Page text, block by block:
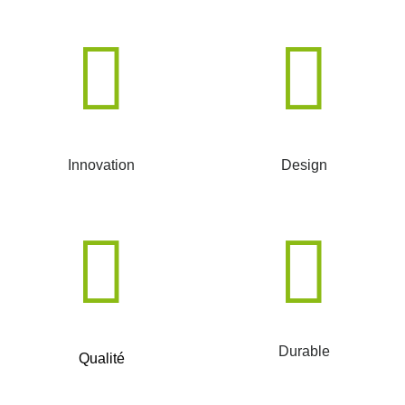
Innovation Design
Qualité Durable